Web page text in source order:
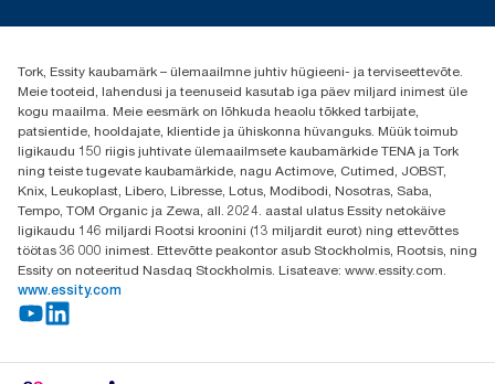
+37253322264
Leia Tork maaletooja
Essity Estonia OÜ
Reti Tee 9, Peetri alevik, Rae vald
Harju maakond
75312 Estonia
Tork, Essity kaubamärk – ülemaailmne juhtiv hügieeni- ja terviseettevõte.
Meie tooteid, lahendusi ja teenuseid kasutab iga päev miljard inimest üle
kogu maailma. Meie eesmärk on lõhkuda heaolu tõkked tarbijate,
patsientide, hooldajate, klientide ja ühiskonna hüvanguks. Müük toimub
ligikaudu 150 riigis juhtivate ülemaailmsete kaubamärkide TENA ja Tork
ning teiste tugevate kaubamärkide, nagu Actimove, Cutimed, JOBST,
Knix, Leukoplast, Libero, Libresse, Lotus, Modibodi, Nosotras, Saba,
Tempo, TOM Organic ja Zewa, all. 2024. aastal ulatus Essity netokäive
ligikaudu 146 miljardi Rootsi kroonini (13 miljardit eurot) ning ettevõttes
töötas 36 000 inimest. Ettevõtte peakontor asub Stockholmis, Rootsis, ning
Essity on noteeritud Nasdaq Stockholmis. Lisateave: www.essity.com.
www.essity.com